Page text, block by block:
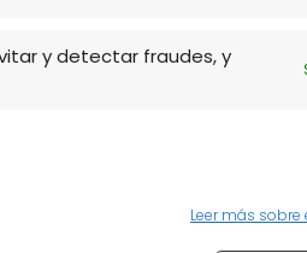
y detectar fraudes, y
Leer más
energética, ya que
y los recursos
en la construcción,
errores y